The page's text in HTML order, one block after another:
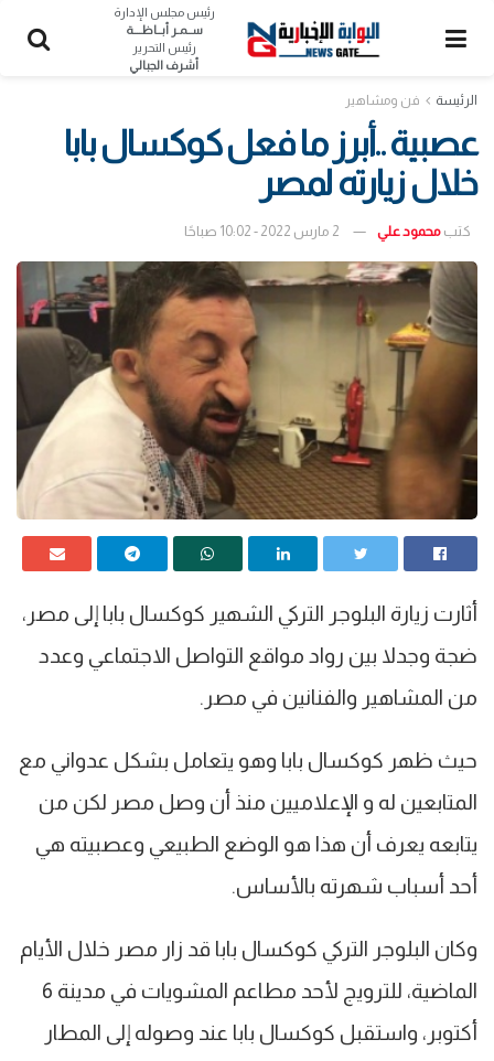
رئيس مجلس الإدارة
ســمـر أبــاظــــة
رئيس التحرير
أشرف الجبالي
الرئيسة فن ومشاهير
عصبية ..أبرز ما فعل كوكسال بابا
خلال زيارته لمصر
كتب محمود علي 2 مارس 2022 - 10:02 صباحًا
أثارت زيارة البلوجر التركي الشهير كوكسال بابا إلى مصر،
ضجة وجدلا بين رواد مواقع التواصل الاجتماعي وعدد
من المشاهير والفنانين في مصر.
حيث ظهر كوكسال بابا وهو يتعامل بشكل عدواني مع
المتابعين له و الإعلاميين منذ أن وصل مصر لكن من
يتابعه يعرف أن هذا هو الوضع الطبيعي وعصبيته هي
أحد أسباب شهرته بالأساس.
وكان البلوجر التركي كوكسال بابا قد زار مصر خلال الأيام
الماضية، للترويج لأحد مطاعم المشويات في مدينة 6
أكتوبر، واستقبل كوكسال بابا عند وصوله إلى المطار